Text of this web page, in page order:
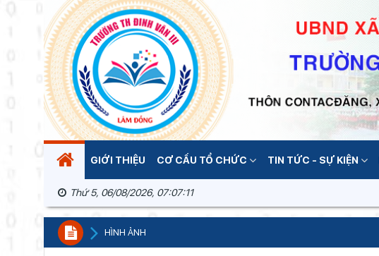
GIỚI THIỆU CƠ CẤU TỔ CHỨC TIN TỨC - SỰ KIỆN
Thứ 5, 06/08/2026, 07:07:11
HÌNH ẢNH